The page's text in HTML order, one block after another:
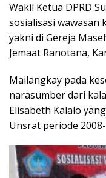
Wakil Ketua DPRD
sosialisasi wawasan
yakni di Gereja
Jemaat Ranotana,
Mailangkay pada
narasumber dari
Elisabeth Kalalo
Unsrat periode